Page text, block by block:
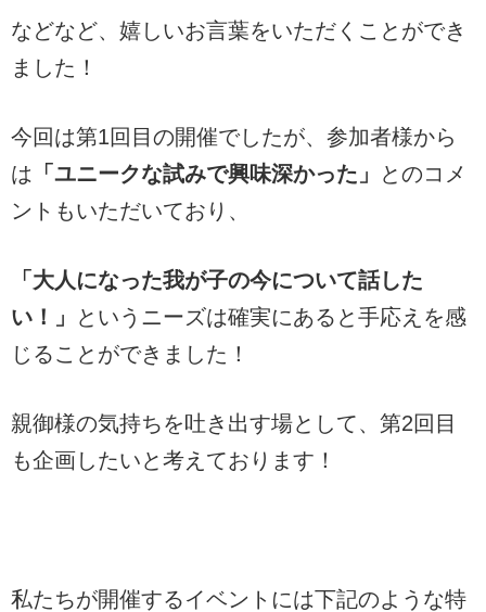
などなど、嬉しいお言葉をいただくことができ
ました！
今回は第1回目の開催でしたが、参加者様から
は 「ユニークな試みで興味深かった」
とのコメ
ントもいただいており、
「大人になった我が子の今について話した
い！」
というニーズは確実にあると手応えを感
じることができました！
親御様の気持ちを吐き出す場として、第2回目
も企画したいと考えております！
私たちが開催するイベントには下記のような特